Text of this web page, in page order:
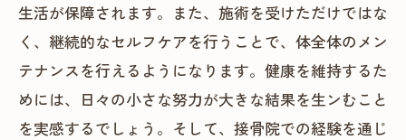
生活が保障されます。また、施術を受けただけではな
く、継続的なセルフケアを行うことで、体全体のメン
テナンスを行えるようになります。健康を維持するた
めには、日々の小さな努力が大きな結果を生ンむこと
を実感するでしょう。そして、接骨院での経験を通じ